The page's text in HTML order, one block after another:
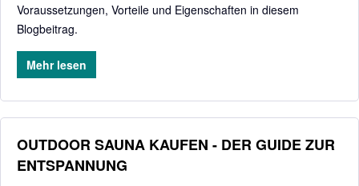
Voraussetzungen, Vorteile und Eigenschaften in diesem
Blogbeitrag.
Mehr lesen
OUTDOOR SAUNA KAUFEN - DER GUIDE ZUR
ENTSPANNUNG